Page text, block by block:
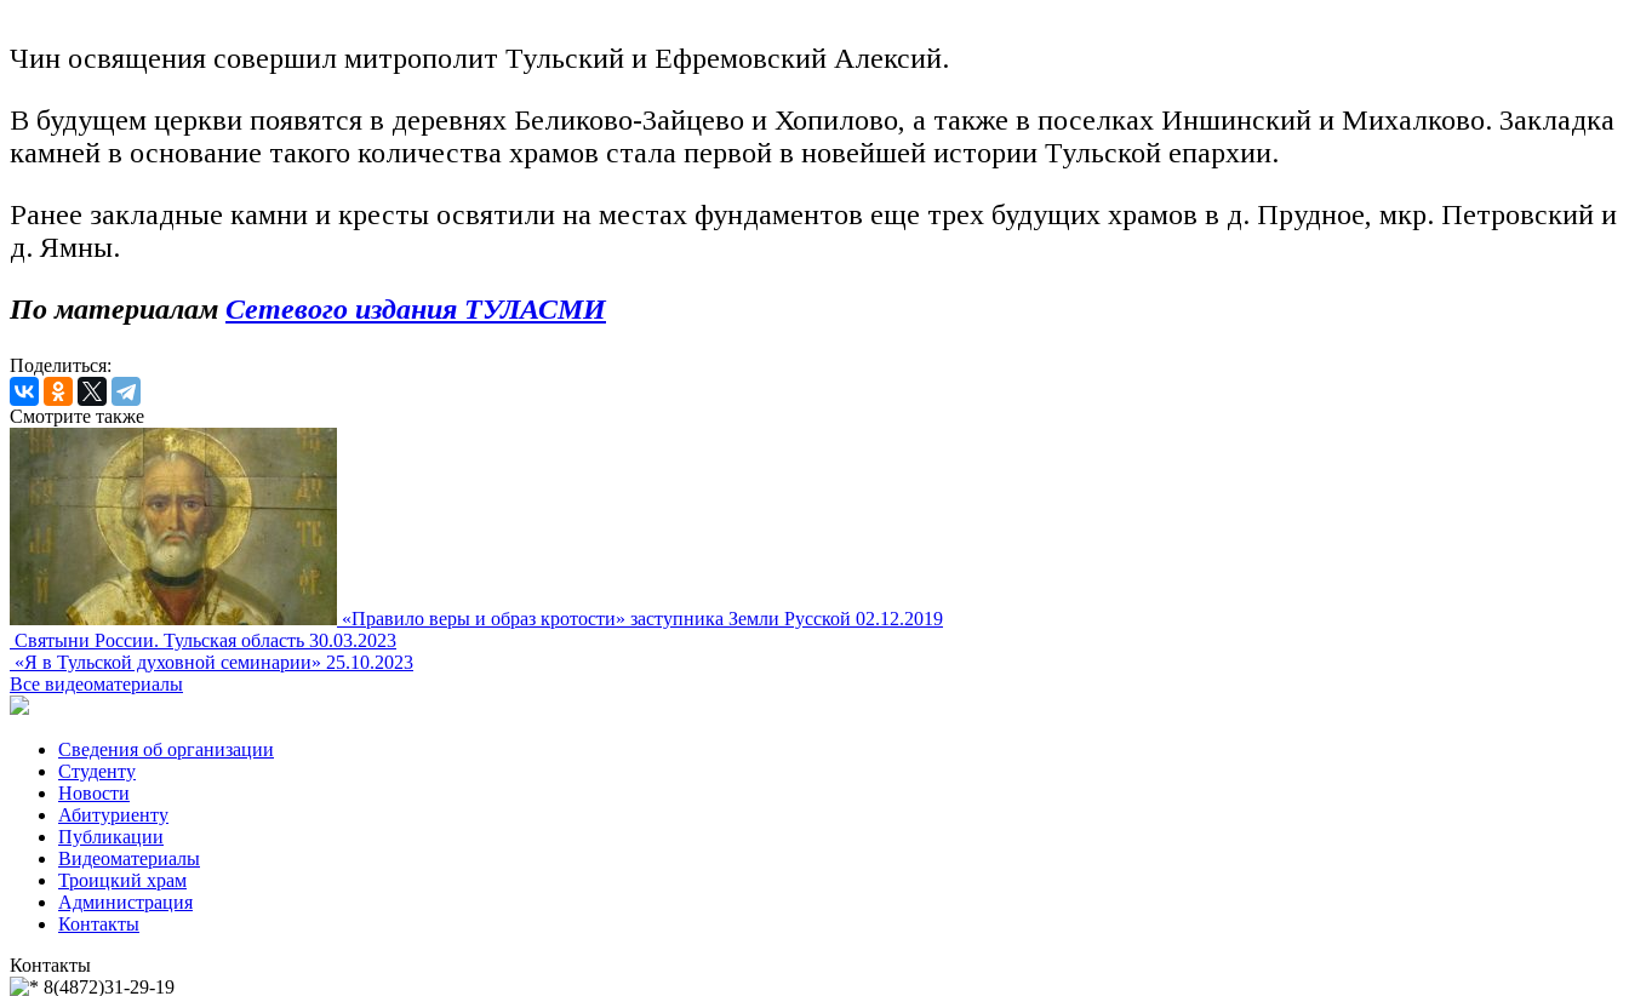
Чин освящения совершил митрополит Тульский и Ефремовский Алексий.
В будущем церкви появятся в деревнях Беликово-Зайцево и Хопилово, а также в поселках Иншинский и Михалково. Закладка
камней в основание такого количества храмов стала первой в новейшей истории Тульской епархии.
Ранее закладные камни и кресты освятили на местах фундаментов еще трех будущих храмов в д. Прудное, мкр. Петровский и
д. Ямны.
По материалам Сетевого издания ТУЛАСМИ
Поделиться:
Смотрите также
«Правило веры и образ кротости» заступника Земли Русской 02.12.2019
Святыни России. Тульская область 30.03.2023
«Я в Тульской духовной семинарии» 25.10.2023
Все видеоматериалы
Сведения об организации
Студенту
Новости
Абитуриенту
Публикации
Видеоматериалы
Троицкий храм
Администрация
Контакты
Контакты
8(4872)31-29-19